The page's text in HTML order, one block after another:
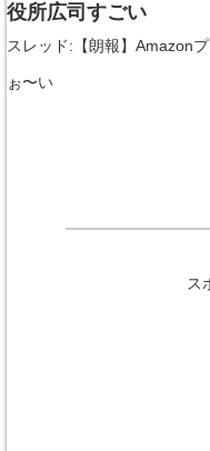
役所広司すごい
スレッド:【朗報】Amazon
ぉ〜い
ス